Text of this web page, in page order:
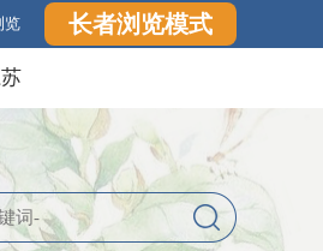
览 长者浏览模式